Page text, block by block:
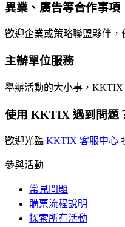
異業、廣告等合作事項
歡迎企業或策略聯盟夥伴
主辦單位服務
舉辦活動的大小事，KKTIX
使用 KKTIX 遇到問題
歡迎光臨 KKTIX 客服中心
參與活動
常見問題
購票流程說明
探索所有活動